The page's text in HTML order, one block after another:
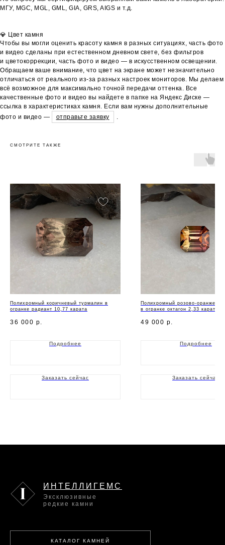
МГУ, MGC, MGL, GML, GIA, GRS, AIGS и т.д.
💎 Цвет камня
Чтобы вы могли оценить красоту камня в разных ситуациях, часть фото
и видео сделаны при естественном дневном свете, без фильтров
и цветокоррекции, часть фото и видео — в искусственном освещении.
Обращаем ваше внимание, что цвет на экране может незначительно
отличаться от реального из-за разных настроек мониторов. Мы делаем
всё возможное для максимально точной передачи оттенка. Все
качественные фото и видео вы найдете в папке на Яндекс Диске —
ссылка в характеристиках камня. Если вам нужны дополнительные
фото и видео —
отправьте заявку
СМОТРИТЕ ТАКЖЕ
Полихромный коричневый турмалин в
огранке радиант 10,77 карата
36 000 р.
Подробнее
Заказать сейчас
Полихромный розово-
в огранке октагон 2,33 карата
49 000 р.
Подробнее
Заказать сейчас
КАТАЛОГ КАМНЕЙ
Эксклюзивные
редкие камни
ИНТЕЛЛИГЕМС